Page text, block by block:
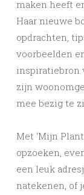
maken heeft
Haar nieuwe
opdrachten,
voorbeelden
inspiratiebron
zijn
mee bezig te
Met ‘Mijn
opzoeken,
een leuk
natekenen, of